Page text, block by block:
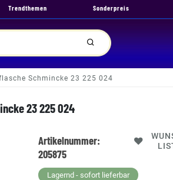
Trendthemen Sonderpreis
Schmincke 23 225 024
23 225 024
Artikelnummer:
205875
Lagernd - sofort lieferbar